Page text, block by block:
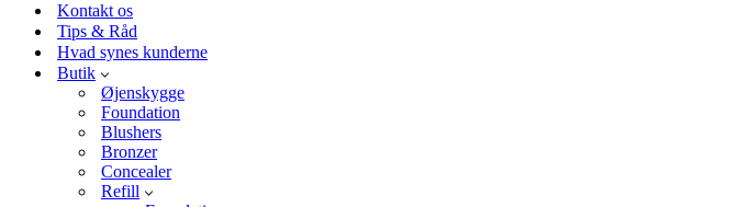
Kontakt os
Tips & Råd
Hvad synes kunderne
Butik
Øjenskygge
Foundation
Blushers
Bronzer
Concealer
Refill